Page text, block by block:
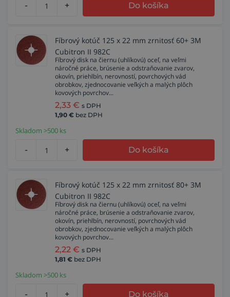
- + Do košíka
Fíbrový kotúč 125 x 22 mm zrnitosť 60+ 3M
Cubitron II 982C
Fíbrový disk na čiernu (uhlíkovú) oceľ, na veľmi
náročné práce, brúsenie a odstraňovanie zvarov,
okovín, priehlbín, nerovností, povrchových vád
obrobkov, zjednocovanie veľkých a malých plôch
kovových povrchov...
2,33 € s DPH
1,90 € bez DPH
Skladom >500 ks
- + Do košíka
Fíbrový kotúč 125 x 22 mm zrnitosť 80+ 3M
Cubitron II 982C
Fíbrový disk na čiernu (uhlíkovú) oceľ, na veľmi
náročné práce, brúsenie a odstraňovanie zvarov,
okovín, priehlbín, nerovností, povrchových vád
obrobkov, zjednocovanie veľkých a malých plôch
kovových povrchov...
2,22 € s DPH
1,81 € bez DPH
Skladom >500 ks
- + Do košíka